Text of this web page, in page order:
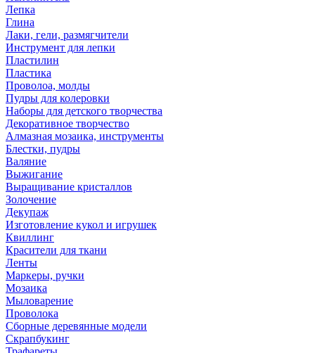
Лепка
Глина
Лаки, гели, размягчители
Инструмент для лепки
Пластилин
Пластика
Проволоа, молды
Пудры для колеровки
Наборы для детского творчества
Декоративное творчество
Алмазная мозаика, инструменты
Блестки, пудры
Валяние
Выжигание
Выращивание кристаллов
Золочение
Декупаж
Изготовление кукол и игрушек
Квиллинг
Красители для ткани
Ленты
Маркеры, ручки
Мозаика
Мыловарение
Проволока
Сборные деревянные модели
Скрапбукинг